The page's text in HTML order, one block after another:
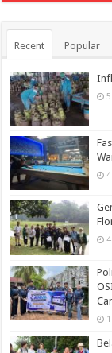
Recent Popular